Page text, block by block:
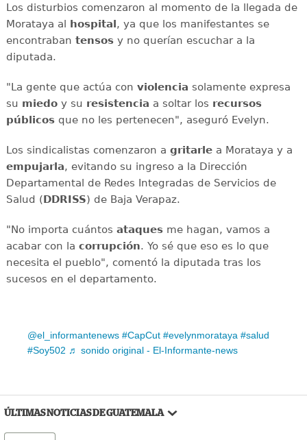
Los disturbios comenzaron al momento de la llegada de
Morataya al hospital, ya que los manifestantes se
encontraban tensosy no querían escuchar a la
diputada.
"La gente que actúa con violencia solamente expresa
su miedoy su resistencia a soltar los recursos
públicosque no les pertenecen", aseguró Evelyn.
Los sindicalistas comenzaron a gritarlea Morataya y a
empujarla, evitando su ingreso a la Dirección
Departamental de Redes Integradas de Servicios de
Salud (DDRISS) de Baja Verapaz.
"No importa cuántos ataquesme hagan, vamos a
acabar con la corrupción. Yo sé que eso es lo que
necesita el pueblo", comentó la diputada tras los
sucesos en el departamento.
@el_informantenews #CapCut #evelynmorataya #salud
#Soy502 ♬ sonido original - El-Informante-news
ÚLTIMAS NOTICIAS DE GUATEMALA